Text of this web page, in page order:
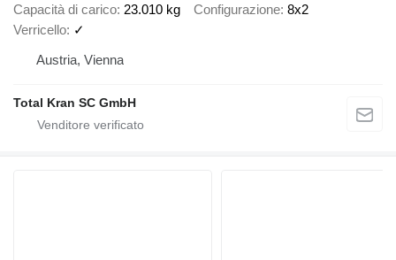
Capacità di carico 23.010 kg Configurazione 8x2
Verricello ✓
Austria, Vienna
Total Kran SC GmbH